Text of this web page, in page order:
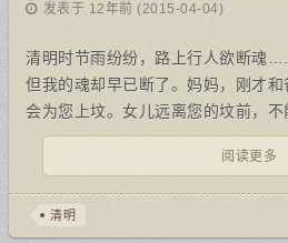
发表于 12年前 (2015-04-04)
清明时节雨纷纷，路上行人欲断魂….
但我的魂却早已断了。妈妈，刚才
会为您上坟。女儿远离您的坟前，不
阅读更多
清明